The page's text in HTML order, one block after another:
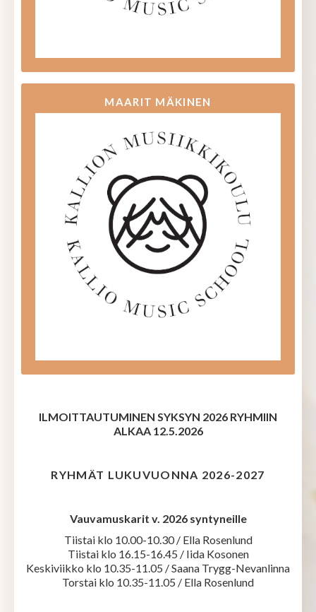
MAARIT MÄKINEN
ILMOITTAUTUMINEN SYKSYN 2026 RYHMIIN
ALKAA 12.5.2026
RYHMÄT LUKUVUONNA 2026-2027
Vauvamuskarit v. 2026 syntyneille
Tiistai klo 10.00-10.30 / Ella Rosenlund
Tiistai klo 16.15-16.45 / Iida Kosonen
Keskiviikko klo 10.35-11.05 / Saana Trygg-Nevanlinna
Torstai klo 10.35-11.05 / Ella Rosenlund